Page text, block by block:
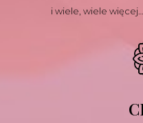
i wiele, wiele więcej…